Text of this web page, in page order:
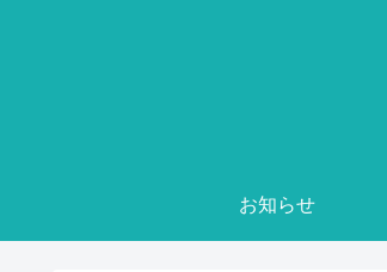
お知らせ